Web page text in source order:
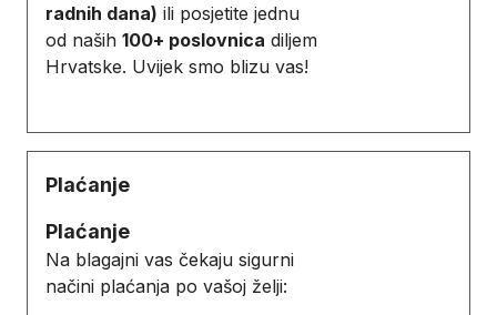
radnih dana) ili posjetite jednu
od naših 100+ poslovnica diljem
Hrvatske. Uvijek smo blizu vas!
Plaćanje
Plaćanje
Na blagajni vas čekaju sigurni
načini plaćanja po vašoj želji: